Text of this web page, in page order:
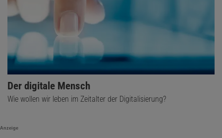
Der digitale Mensch
Wie wollen wir leben im Zeitalter der Digitalisierung?
Anzeige